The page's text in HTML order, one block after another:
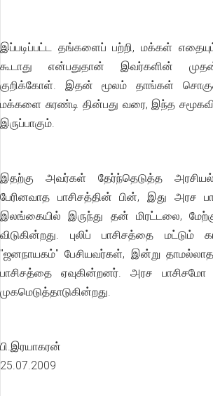
இப்படிப்பட்ட தங்களைப் பற்றி, மக்கள்
கூடாது என்பதுதான் இவர்களின்
குறிக்கோள். இதன் மூலம் தாங்கள்
மக்களை சுரண்டி தின்பது வரை, இந்த
இருப்பாகும்.
இதற்கு அவர்கள் தேர்ந்தெடுத்த அரசியல்
பேரினவாத பாசிசத்தின் பின், இது அரச
இலங்கையில் இருந்து தன் மிரட்டலை,
விடுகின்றது. புலிப் பாசிசத்தை மட்டும்
"ஜனநாயகம்" பேசியவர்கள், இன்று
பாசிசத்தை ஏவுகின்றனர். அரச
முகமெடுத்தாடுகின்றது.
பி.இரயாகரன்
25.07.2009